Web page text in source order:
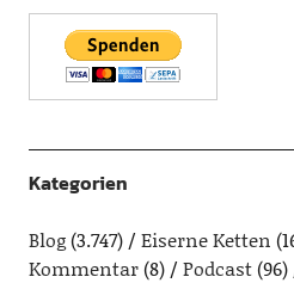
Kategorien
Blog(3.747) Eiserne Ketten
Kommentar(8) Podcast(96)